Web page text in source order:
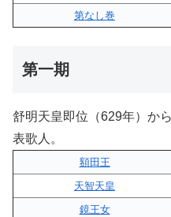
第なし巻
第一期
舒明天皇即位（629年）か
表歌人。
額田王
天智天皇
鏡王女